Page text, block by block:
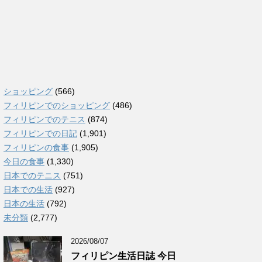
ショッピング (566)
フィリピンでのショッピング (486)
フィリピンでのテニス (874)
フィリピンでの日記 (1,901)
フィリピンの食事 (1,905)
今日の食事 (1,330)
日本でのテニス (751)
日本での生活 (927)
日本の生活 (792)
未分類 (2,777)
2026/08/07
フィリピン生活日誌 今日